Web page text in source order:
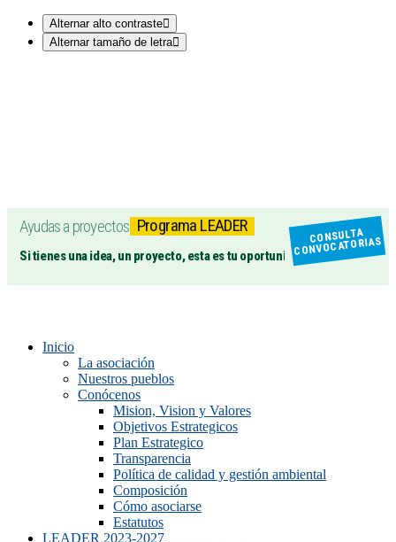
Alternar alto contraste
Alternar tamaño de letra
Ayudas a proyectos Programa LEADER
Si tienes una idea, un proyecto, esta es tu oportunidad
CONSULTA
CONVOCATORIAS
Inicio
La asociación
Nuestros pueblos
Conócenos
Mision, Vision y Valores
Objetivos Estrategicos
Plan Estrategico
Transparencia
Política de calidad y gestión ambiental
Composición
Cómo asociarse
Estatutos
LEADER 2023-2027